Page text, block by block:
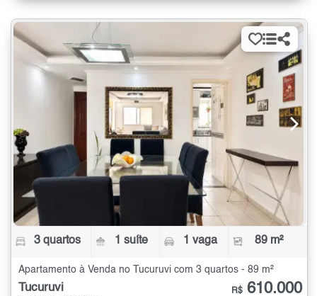
3 quartos 1 suíte 1 vaga 89 m²
Apartamento à Venda no Tucuruvi com 3 quartos - 89 m²
Tucuruvi R$ 610.000